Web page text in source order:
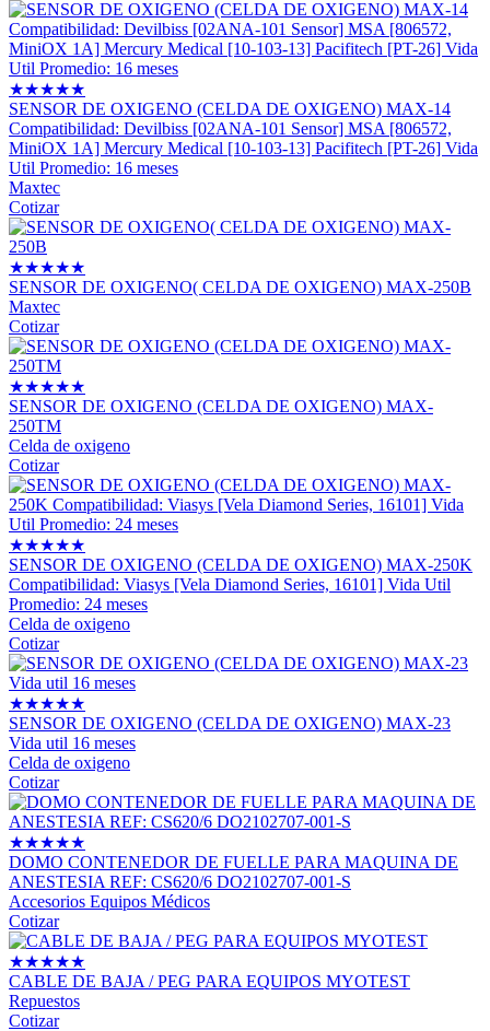
★★★★★
SENSOR DE OXIGENO (CELDA DE OXIGENO) MAX-14
Compatibilidad: Devilbiss [02ANA-101 Sensor] MSA [806572,
MiniOX 1A] Mercury Medical [10-103-13] Pacifitech [PT-26] Vida
Util Promedio: 16 meses
Maxtec
Cotizar
★★★★★
SENSOR DE OXIGENO( CELDA DE OXIGENO) MAX-250B
Maxtec
Cotizar
★★★★★
SENSOR DE OXIGENO (CELDA DE OXIGENO) MAX-
250TM
Celda de oxigeno
Cotizar
★★★★★
SENSOR DE OXIGENO (CELDA DE OXIGENO) MAX-250K
Compatibilidad: Viasys [Vela Diamond Series, 16101] Vida Util
Promedio: 24 meses
Celda de oxigeno
Cotizar
★★★★★
SENSOR DE OXIGENO (CELDA DE OXIGENO) MAX-23
Vida util 16 meses
Celda de oxigeno
Cotizar
★★★★★
DOMO CONTENEDOR DE FUELLE PARA MAQUINA DE
ANESTESIA REF: CS620/6 DO2102707-001-S
Accesorios Equipos Médicos
Cotizar
★★★★★
CABLE DE BAJA / PEG PARA EQUIPOS MYOTEST
Repuestos
Cotizar